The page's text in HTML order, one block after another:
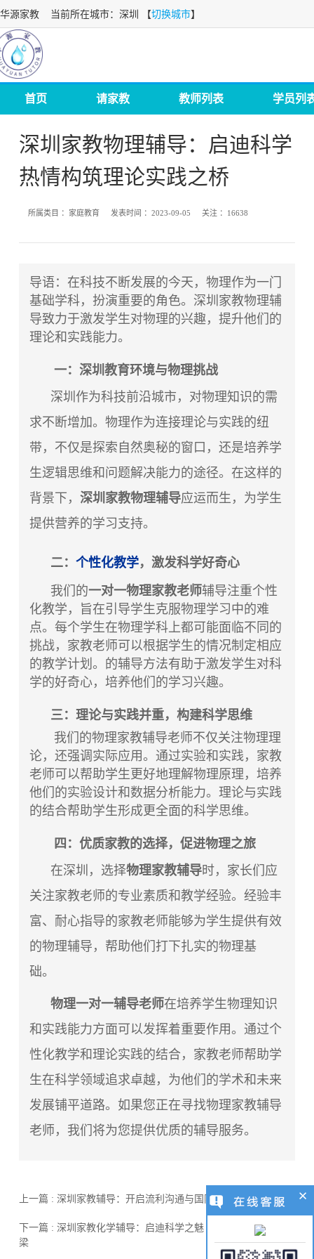
华源家教 当前所在城市：深圳 【切换城市】
首页 请家教 教师列表 学员列
深圳家教物理辅导：启迪科学
热情构筑理论实践之桥
所属类目 ： 家庭教育 发表时间 ：2023-09-05 关注 ： 16638
导语：在科技不断发展的今天，物理作为一门
基础学科，扮演重要的角色。深圳家教物理辅
导致力于激发学生对物理的兴趣，提升他们的
理论和实践能力。
一：深圳教育环境与物理挑战
深圳作为科技前沿城市，对物理知识的需
求不断增加。物理作为连接理论与实践的纽
带，不仅是探索自然奥秘的窗口，还是培养学
生逻辑思维和问题解决能力的途径。在这样的
背景下，深圳家教物理辅导应运而生，为学生
提供营养的学习支持。
二：个性化教学，激发科学好奇心
我们的一对一物理家教老师辅导注重个性
化教学，旨在引导学生克服物理学习中的难
点。每个学生在物理学科上都可能面临不同的
挑战，家教老师可以根据学生的情况制定相应
的教学计划。的辅导方法有助于激发学生对科
学的好奇心，培养他们的学习兴趣。
三：理论与实践并重，构建科学思维
我们的物理家教辅导老师不仅关注物理理
论，还强调实际应用。通过实验和实践，家教
老师可以帮助学生更好地理解物理原理，培养
他们的实验设计和数据分析能力。理论与实践
的结合帮助学生形成更全面的科学思维。
四：优质家教的选择，促进物理之旅
在深圳，选择物理家教辅导时，家长们应
关注家教老师的专业素质和教学经验。经验丰
富、耐心指导的家教老师能够为学生提供有效
的物理辅导，帮助他们打下扎实的物理基
础。
物理一对一辅导老师在培养学生物理知识
和实践能力方面可以发挥着重要作用。通过个
性化教学和理论实践的结合，家教老师帮助学
生在科学领域追求卓越，为他们的学术和未来
发展铺平道路。如果您正在寻找物理家教辅导
老师，我们将为您提供优质的辅导服务。
上一篇 : 深圳家教辅导：开启流利沟通与国际视野之门
下一篇 : 深圳家教化学辅导：启迪科学之魅 构筑分子世界的桥
梁